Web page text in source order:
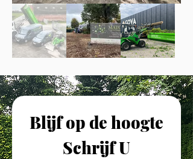
Blijf op de hoogte
Schrijf U